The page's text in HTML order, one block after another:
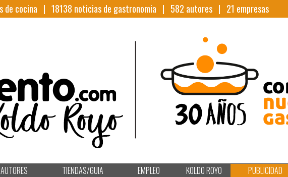
de cocina | 18138 noticias de gastronomia | 582 autores | 21 empresas
AUTORES TIENDAS/GUIA EMPLEO KOLDO ROYO PUBLICIDAD